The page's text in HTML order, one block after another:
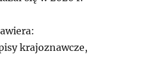
krajoznawcze,